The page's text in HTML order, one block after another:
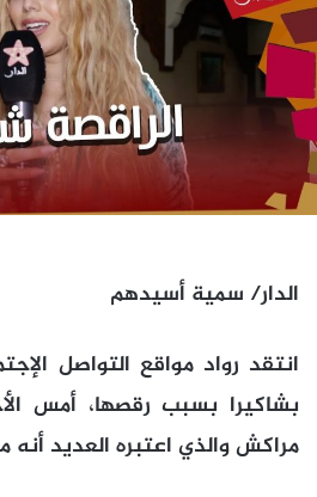
الدار/ سمية أسيدهم
انتقد رواد مواقع التواصل
بشاكيرا بسبب رقصها، أمس
مراكش والذي اعتبره العديد أنه